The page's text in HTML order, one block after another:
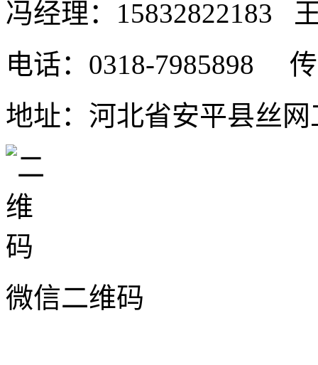
冯经理：15832822183
电话：0318-7985898 传
地址：河北省安平县丝
微信二维码